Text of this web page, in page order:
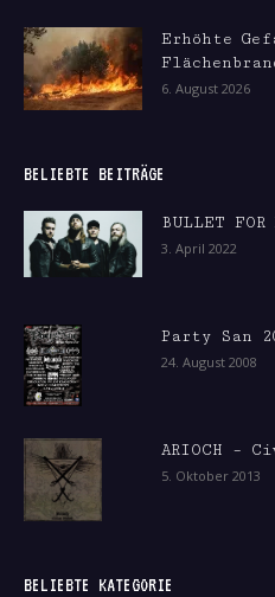
Erhöhte
6. August 2026
BELIEBTE BEITRÄGE
BULLET FOR
3. April 2022
Party San
24. August 2008
ARIOCH –
5. Oktober 2013
BELIEBTE KATEGORIE